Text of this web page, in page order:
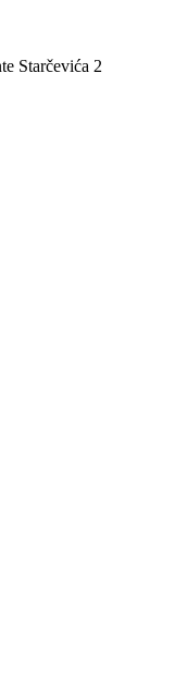
Starčevića 2